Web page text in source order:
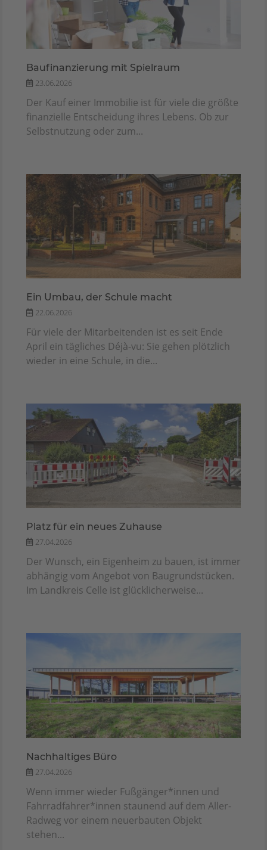
Baufinanzierung mit Spielraum
23.06.2026
Der Kauf einer Immobilie ist für viele die größte
finanzielle Entscheidung ihres Lebens. Ob zur
Selbstnutzung oder zum...
Ein Umbau, der Schule macht
22.06.2026
Für viele der Mitarbeitenden ist es seit Ende
April ein tägliches Déjà-vu: Sie gehen plötzlich
wieder in eine Schule, in die...
Platz für ein neues Zuhause
27.04.2026
Der Wunsch, ein Eigenheim zu bauen, ist immer
abhängig vom Angebot von Baugrundstücken.
Im Landkreis Celle ist glücklicherweise...
Nachhaltiges Büro
27.04.2026
Wenn immer wieder Fuß­gänger*innen und
Fahr­rad­fahrer*innen staunend auf dem Aller-
Radweg vor einem neuerbauten Objekt
stehen...